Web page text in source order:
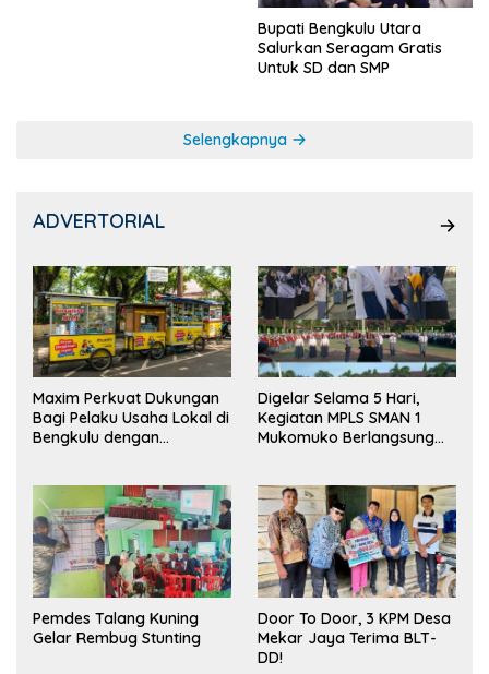
Bupati Bengkulu Utara
Salurkan Seragam Gratis
Untuk SD dan SMP
Selengkapnya
ADVERTORIAL
Maxim Perkuat Dukungan
Bagi Pelaku Usaha Lokal di
Bengkulu dengan
Pasar
Digelar Selama 5 Hari,
Kegiatan MPLS SMAN 1
Mukomuko Berlangsung
Pemdes Talang Kuning
Gelar Rembug Stunting
Door To Door, 3 KPM Desa
Mekar Jaya Terima BLT-
DD!